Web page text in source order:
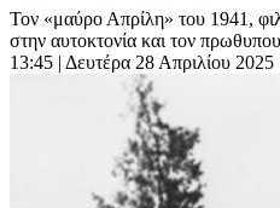
Τον «μαύρο Απρίλη» του 1941,
στην αυτοκτονία και τον
13:45 | Δευτέρα 28 Απριλίου 2025